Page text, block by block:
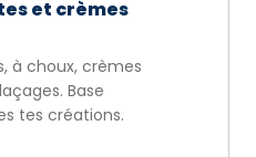
et crèmes
à choux, crèmes
Base
tes créations.